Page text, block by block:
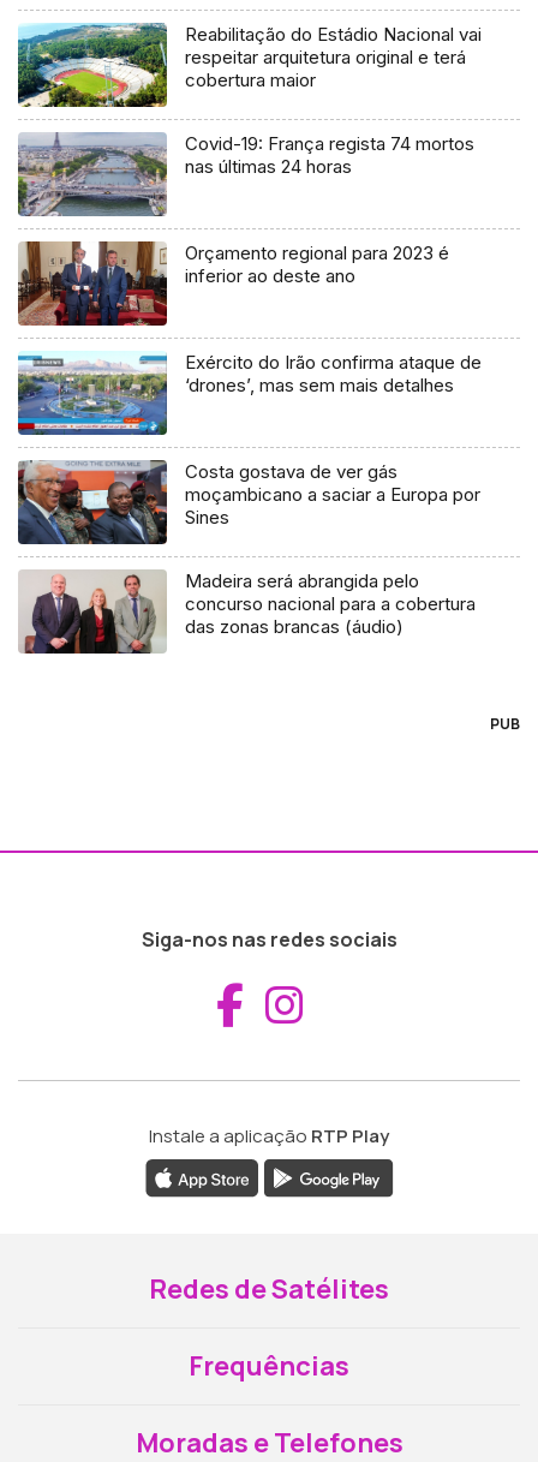
Reabilitação do Estádio Nacional vai
respeitar arquitetura original e terá
cobertura maior
Covid-19: França regista 74 mortos
nas últimas 24 horas
Orçamento regional para 2023 é
inferior ao deste ano
Exército do Irão confirma ataque de
‘drones’, mas sem mais detalhes
Costa gostava de ver gás
moçambicano a saciar a Europa por
Sines
Madeira será abrangida pelo
concurso nacional para a cobertura
das zonas brancas (áudio)
PUB
Siga-nos nas redes sociais
Aceder ao
Instale a aplicação RTP Play
Redes de Satélites
Frequências
Moradas e Telefones